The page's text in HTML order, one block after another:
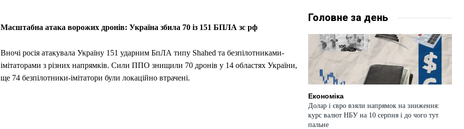
Масштабна атака ворожих дронів: Україна збила 70 із 151 БПЛА зс рф
Вночі росія атакувала Україну 151 ударним БпЛА типу Shahed та безпілотниками-
імітаторами з різних напрямків. Сили ППО знищили 70 дронів у 14 областях України,
ще 74 безпілотники-імітатори були локаційно втрачені.
Головне за день
Економіка
Долар і євро взяли напрямок на зниження:
курс валют НБУ на 10 серпня і до чого тут
пальне